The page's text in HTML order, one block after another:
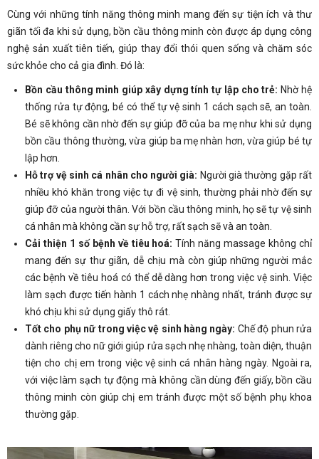
Cùng với những tính năng thông minh mang đến sự tiện ích và thư
giãn tối đa khi sử dụng, bồn cầu thông minh còn được áp dụng công
nghệ sản xuất tiên tiến, giúp thay đổi thói quen sống và chăm sóc
sức khỏe cho cả gia đình. Đó là:
Bồn cầu thông minh giúp xây dựng tính tự lập cho trẻ: Nhờ hệ
thống rửa tự động, bé có thể tự vệ sinh 1 cách sạch sẽ, an toàn.
Bé sẽ không cần nhờ đến sự giúp đỡ của ba mẹ như khi sử dụng
bồn cầu thông thường, vừa giúp ba mẹ nhàn hơn, vừa giúp bé tự
lập hơn.
Hỗ trợ vệ sinh cá nhân cho người già: Người già thường gặp rất
nhiều khó khăn trong việc tự đi vệ sinh, thường phải nhờ đến sự
giúp đỡ của người thân. Với bồn cầu thông minh, họ sẽ tự vệ sinh
cá nhân mà không cần sự hỗ trợ, rất sạch sẽ và an toàn.
Cải thiện 1 số bệnh về tiêu hoá:Tính năng massage không chỉ
mang đến sự thư giãn, dễ chịu mà còn giúp những người mắc
các bệnh về tiêu hoá có thể dễ dàng hơn trong việc vệ sinh. Việc
làm sạch được tiến hành 1 cách nhẹ nhàng nhất, tránh được sự
khó chịu khi sử dụng giấy thô rát.
Tốt cho phụ nữ trong việc vệ sinh hàng ngày: Chế độ phun rửa
dành riêng cho nữ giới giúp rửa sạch nhẹ nhàng, toàn diện, thuận
tiện cho chị em trong việc vệ sinh cá nhân hàng ngày. Ngoài ra,
với việc làm sạch tự động mà không cần dùng đến giấy, bồn cầu
thông minh còn giúp chị em tránh được một số bệnh phụ khoa
thường gặp.